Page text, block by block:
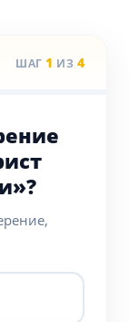
ШАГ 1 ИЗ 4